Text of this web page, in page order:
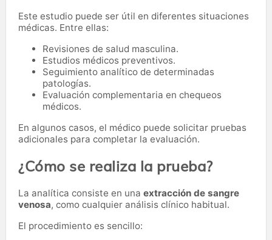
Este estudio puede ser útil en diferentes situaciones
médicas. Entre ellas:
Revisiones de salud masculina.
Estudios médicos preventivos.
Seguimiento analítico de determinadas
patologías.
Evaluación complementaria en chequeos
médicos.
En algunos casos, el médico puede solicitar pruebas
adicionales para completar la evaluación.
¿Cómo se realiza la prueba?
La analítica consiste en una extracción de sangre
venosa, como cualquier análisis clínico habitual.
El procedimiento es sencillo: